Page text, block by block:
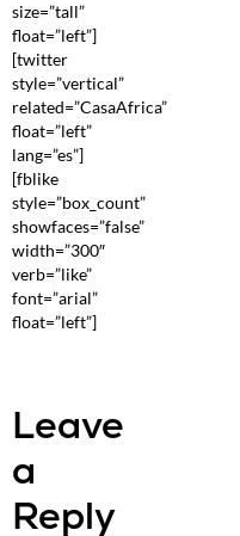
size=”tall”
float=”left”]
[twitter
style=”vertical”
related=”CasaAfrica”
float=”left”
lang=”es”]
[fblike
style=”box_count”
showfaces=”false”
width=”300″
verb=”like”
font=”arial”
float=”left”]
Leave
a
Reply